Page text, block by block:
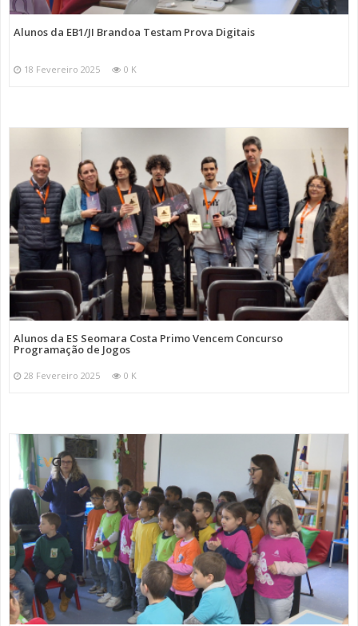
Alunos da EB1/JI Brandoa Testam Prova Digitais
18 Fevereiro 2025 0 K
Alunos da ES Seomara Costa Primo Vencem Concurso
Programação de Jogos
28 Fevereiro 2025 0 K